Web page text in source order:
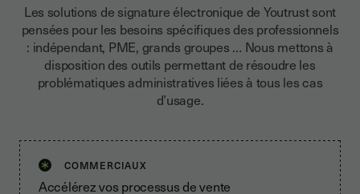
Les solutions de signature électronique de Youtrust sont
pensées pour les besoins spécifiques des professionnels
: indépendant, PME, grands groupes … Nous mettons à
disposition des outils permettant de résoudre les
problématiques administratives liées à tous les cas
d’usage.
COMMERCIAUX
Accélérez vos processus de vente